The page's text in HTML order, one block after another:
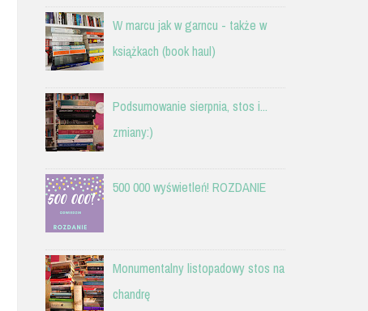
W marcu jak w garncu - także w
książkach (book haul)
Podsumowanie sierpnia, stos i...
zmiany:)
500 000 wyświetleń! ROZDANIE
Monumentalny listopadowy stos na
chandrę